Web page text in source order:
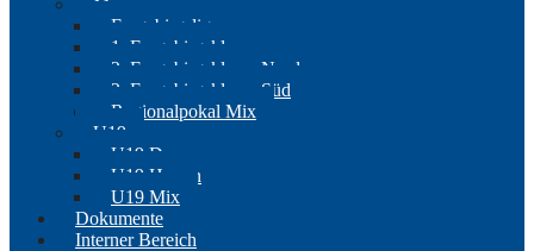
Mix
Erzgebirgsliga
1. Erzgebirgsklasse
2. Erzgebirgsklasse Nord
2. Erzgebirgsklasse Süd
Regionalpokal Mix
U19
U19 Damen
U19 Herren
U19 Mix
Dokumente
Interner Bereich